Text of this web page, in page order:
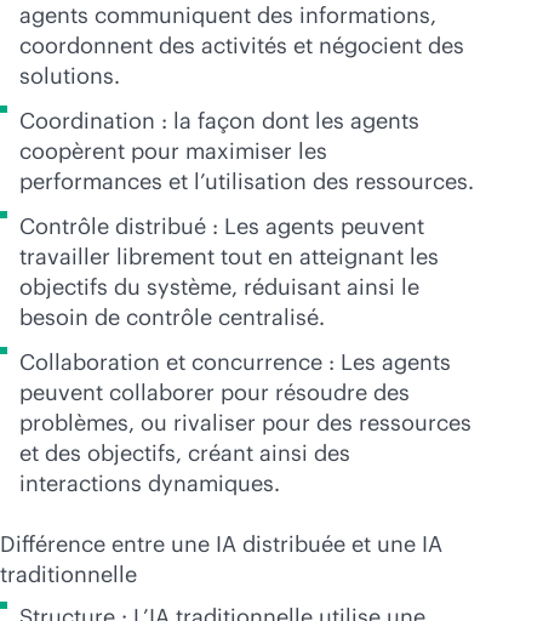
agents communiquent des informations,
coordonnent des activités et négocient des
solutions.
Coordination : la façon dont les agents
coopèrent pour maximiser les
performances et l’utilisation des ressources.
Contrôle distribué : Les agents peuvent
travailler librement tout en atteignant les
objectifs du système, réduisant ainsi le
besoin de contrôle centralisé.
Collaboration et concurrence : Les agents
peuvent collaborer pour résoudre des
problèmes, ou rivaliser pour des ressources
et des objectifs, créant ainsi des
interactions dynamiques.
Différence entre une IA distribuée et une IA
traditionnelle